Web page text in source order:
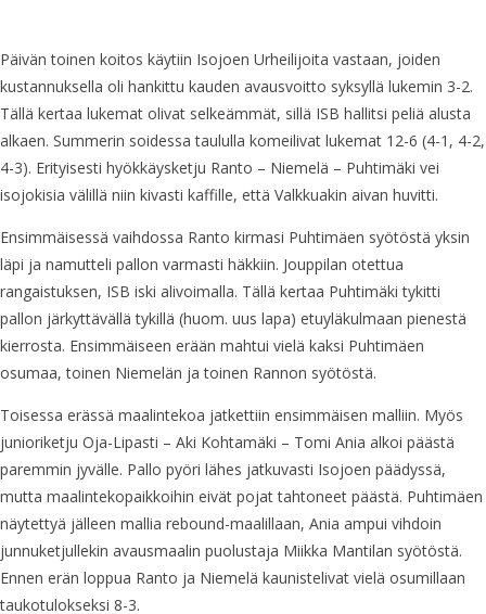
Päivän toinen koitos käytiin Isojoen Urheilijoita vastaan, joiden
kustannuksella oli hankittu kauden avausvoitto syksyllä lukemin 3-2.
Tällä kertaa lukemat olivat selkeämmät, sillä ISB hallitsi peliä alusta
alkaen. Summerin soidessa taululla komeilivat lukemat 12-6 (4-1, 4-2,
4-3). Erityisesti hyökkäysketju Ranto – Niemelä – Puhtimäki vei
isojokisia välillä niin kivasti kaffille, että Valkkuakin aivan huvitti.
Ensimmäisessä vaihdossa Ranto kirmasi Puhtimäen syötöstä yksin
läpi ja namutteli pallon varmasti häkkiin. Jouppilan otettua
rangaistuksen, ISB iski alivoimalla. Tällä kertaa Puhtimäki tykitti
pallon järkyttävällä tykillä (huom. uus lapa) etuyläkulmaan pienestä
kierrosta. Ensimmäiseen erään mahtui vielä kaksi Puhtimäen
osumaa, toinen Niemelän ja toinen Rannon syötöstä.
Toisessa erässä maalintekoa jatkettiin ensimmäisen malliin. Myös
junioriketju Oja-Lipasti – Aki Kohtamäki – Tomi Ania alkoi päästä
paremmin jyvälle. Pallo pyöri lähes jatkuvasti Isojoen päädyssä,
mutta maalintekopaikkoihin eivät pojat tahtoneet päästä. Puhtimäen
näytettyä jälleen mallia rebound-maalillaan, Ania ampui vihdoin
junnuketjullekin avausmaalin puolustaja Miikka Mantilan syötöstä.
Ennen erän loppua Ranto ja Niemelä kaunistelivat vielä osumillaan
taukotulokseksi 8-3.